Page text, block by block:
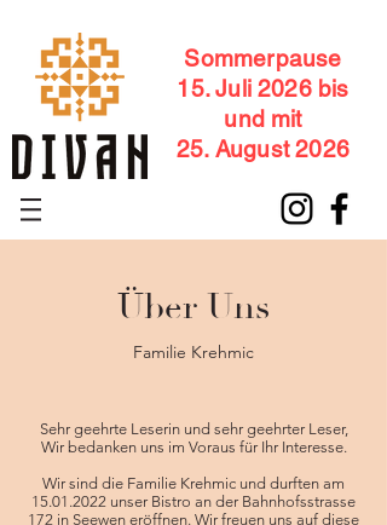
Sommerpause
15. Juli 2026 bis
und mit
25. August 2026
Über Uns
Familie Krehmic
Sehr geehrte Leserin und sehr geehrter Leser,
Wir bedanken uns im Voraus für Ihr Interesse.
Wir sind die Familie Krehmic und durften am
15.01.2022 unser Bistro an der Bahnhofsstrasse
172 in Seewen eröffnen. Wir freuen uns auf diese